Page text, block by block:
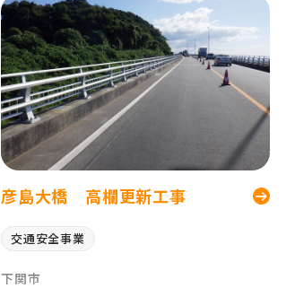
彦島大橋 高欄更新工事
交通安全事業
下関市